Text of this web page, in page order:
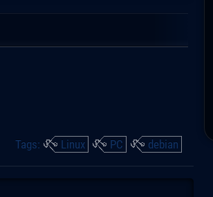
Tags: Linux PC debian